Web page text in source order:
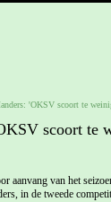
'OKSV scoort te
scoort te
van het
in de tweede